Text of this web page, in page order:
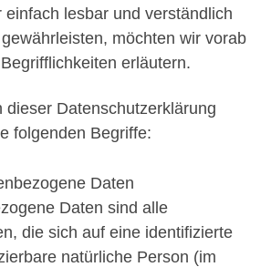
einfach lesbar und verständlich
möchten wir vorab
erläutern.
dieser Datenschutzerklärung
folgenden Begriffe:
Daten
Daten sind alle
die sich auf eine identifizierte
natürliche Person (im